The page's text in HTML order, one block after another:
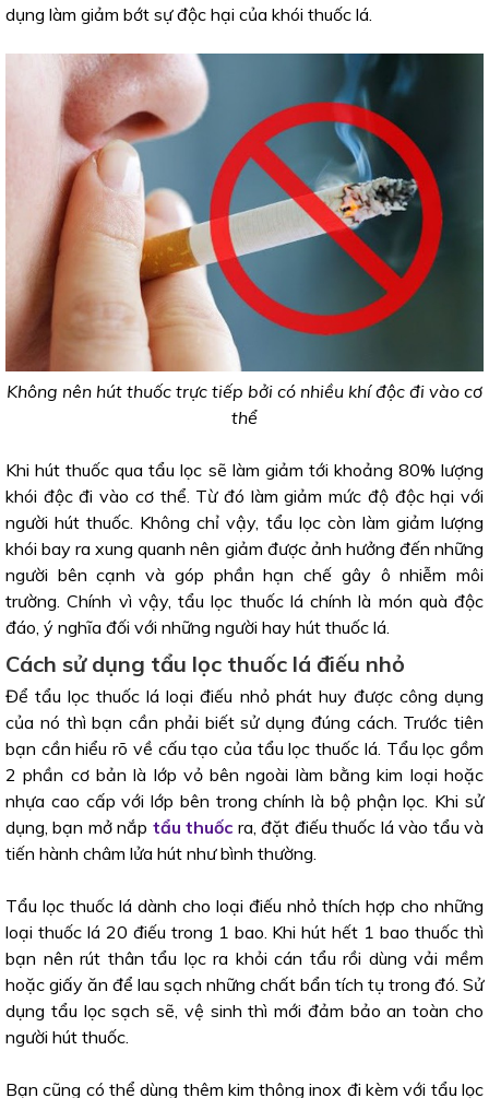
dụng làm giảm bớt sự độc hại của khói thuốc lá.
Không nên hút thuốc trực tiếp bởi có nhiều khí độc đi vào cơ
thể
Khi hút thuốc qua tẩu lọc sẽ làm giảm tới khoảng 80% lượng
khói độc đi vào cơ thể. Từ đó làm giảm mức độ độc hại với
người hút thuốc. Không chỉ vậy, tẩu lọc còn làm giảm lượng
khói bay ra xung quanh nên giảm được ảnh hưởng đến những
người bên cạnh và góp phần hạn chế gây ô nhiễm môi
trường. Chính vì vậy, tẩu lọc thuốc lá chính là món quà độc
đáo, ý nghĩa đối với những người hay hút thuốc lá.
Cách sử dụng tẩu lọc thuốc lá điếu nhỏ
Để tẩu lọc thuốc lá loại điếu nhỏ phát huy được công dụng
của nó thì bạn cần phải biết sử dụng đúng cách. Trước tiên
bạn cần hiểu rõ về cấu tạo của tẩu lọc thuốc lá. Tẩu lọc gồm
2 phần cơ bản là lớp vỏ bên ngoài làm bằng kim loại hoặc
nhựa cao cấp với lớp bên trong chính là bộ phận lọc. Khi sử
dụng, bạn mở nắp tẩu thuốc ra, đặt điếu thuốc lá vào tẩu và
tiến hành châm lửa hút như bình thường.
Tẩu lọc thuốc lá dành cho loại điếu nhỏ thích hợp cho những
loại thuốc lá 20 điếu trong 1 bao. Khi hút hết 1 bao thuốc thì
bạn nên rút thân tẩu lọc ra khỏi cán tẩu rồi dùng vải mềm
hoặc giấy ăn để lau sạch những chất bẩn tích tụ trong đó. Sử
dụng tẩu lọc sạch sẽ, vệ sinh thì mới đảm bảo an toàn cho
người hút thuốc.
Bạn cũng có thể dùng thêm kim thông inox đi kèm với tẩu lọc